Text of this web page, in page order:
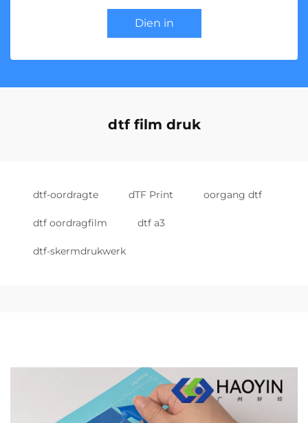
Dien in
dtf film druk
dtf-oordragte dTF Print oorgang dtf
dtf oordragfilm dtf a3
dtf-skermdrukwerk